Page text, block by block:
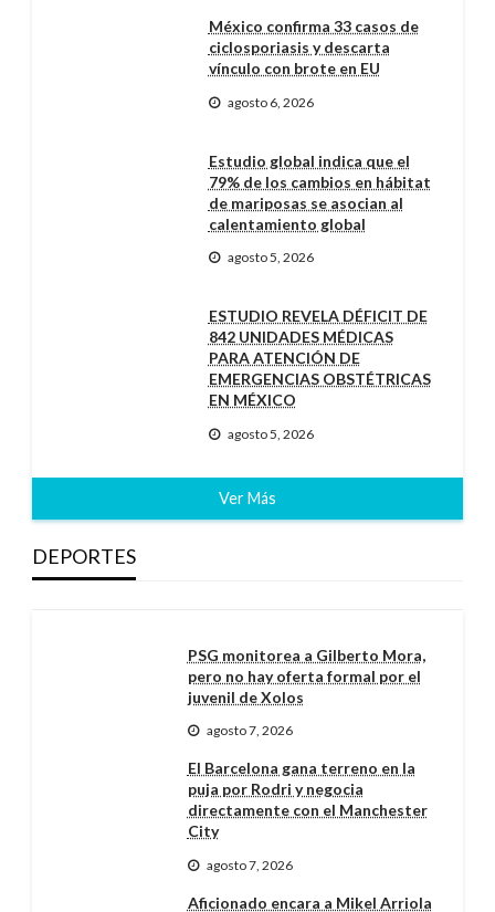
México confirma 33 casos de
ciclosporiasis y descarta
vínculo con brote en EU
agosto 6, 2026
Estudio global indica que el
79% de los cambios en hábitat
de mariposas se asocian al
calentamiento global
agosto 5, 2026
ESTUDIO REVELA DÉFICIT DE
842 UNIDADES MÉDICAS
PARA ATENCIÓN DE
EMERGENCIAS OBSTÉTRICAS
EN MÉXICO
agosto 5, 2026
Ver Más
DEPORTES
PSG monitorea a Gilberto Mora,
pero no hay oferta formal por el
juvenil de Xolos
agosto 7, 2026
El Barcelona gana terreno en la
puja por Rodri y negocia
directamente con el Manchester
City
agosto 7, 2026
Aficionado encara a Mikel Arriola